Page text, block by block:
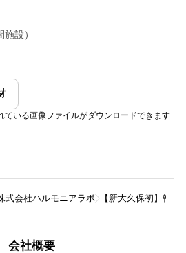
施設 ）
ている画像ファイルがダウンロードできます
式会社ハルモニアラボ 【新大久保初】韓
会社概要